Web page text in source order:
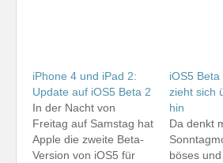
iPhone 4 und iPad 2:
Update auf iOS5 Beta 2
In der Nacht von
Freitag auf Samstag hat
Apple die zweite Beta-
Version von iOS5 für
iOS5
zieht sich
hin
Da denkt
böses und